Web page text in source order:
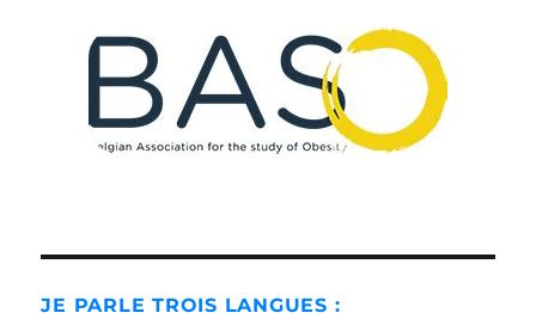
JE PARLE TROIS LANGUES :